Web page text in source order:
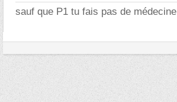
sauf que P1 tu fais pas de médecine